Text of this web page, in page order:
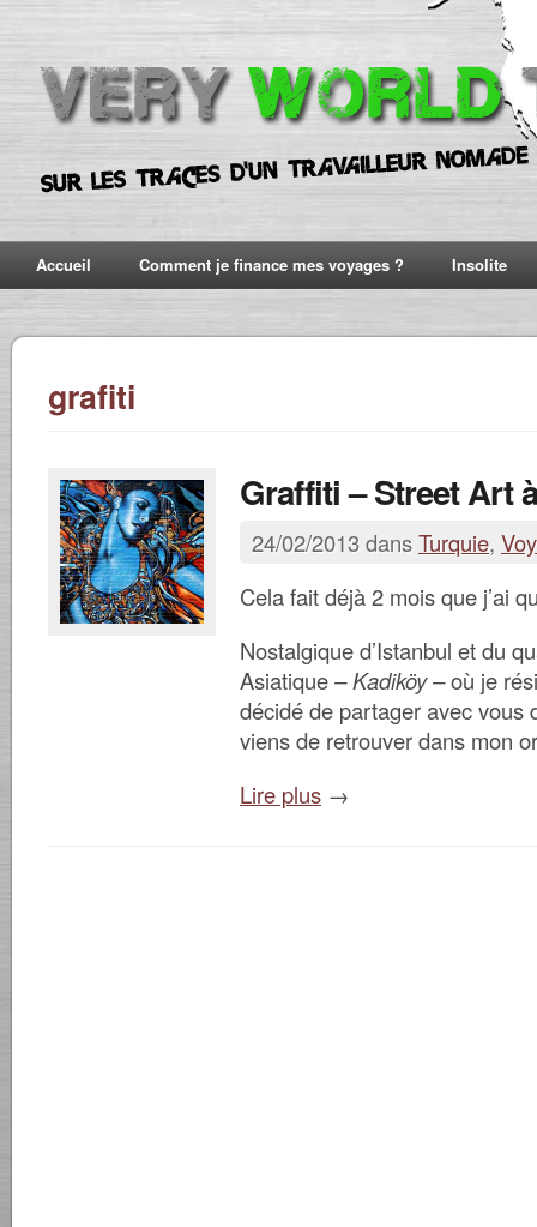
Accueil Comment je finance mes voyages ? Insolite
grafiti
Graffiti – Street Art
24/02/2013 dansTurquie,
Cela fait déjà 2 mois que j’ai
Nostalgique d’Istanbul et du
Asiatique– Kadiköy –où je
décidé de partager avec vous
viens de retrouver dans mon
Lire plus →